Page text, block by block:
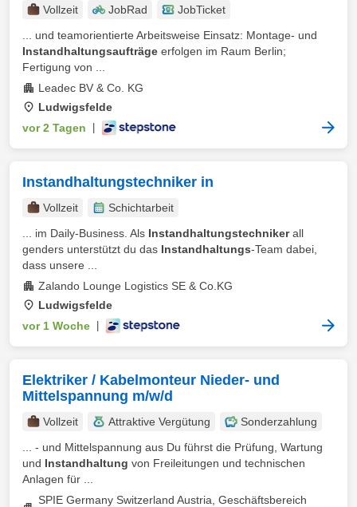
Vollzeit JobRad
JobTicket
... und teamorientierte Arbeitsweise Einsatz: Montage- und
Instandhaltungsaufträge erfolgen im Raum Berlin;
Fertigung von ...
Leadec BV & Co. KG
Ludwigsfelde
vor 2 Tagen
Instandhaltungstechniker in
Vollzeit
Schichtarbeit
... im Daily-Business. Als Instandhaltungstechnikerall
genders unterstützt du das Instandhaltungs-Team dabei,
dass unsere ...
Zalando Lounge Logistics SE & Co.KG
Ludwigsfelde
vor 1 Woche
Elektriker / Kabelmonteur Nieder- und
Mittelspannung m/w/d
Vollzeit Attraktive Vergütung
Sonderzahlung
... - und Mittelspannung aus Du führst die Prüfung, Wartung
und Instandhaltung von Freileitungen und technischen
Anlagen für ...
SPIE Germany Switzerland Austria, Geschäftsbereich